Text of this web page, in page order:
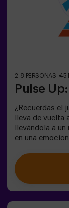
igual deberán
adulto. Existe
acompañe en
2-8 PERSONAS 45
Pulse
¿Recuerdas el
lleva de vuelta
llevándola a
en una
niveles de
de habilidad.💥
emoción y la